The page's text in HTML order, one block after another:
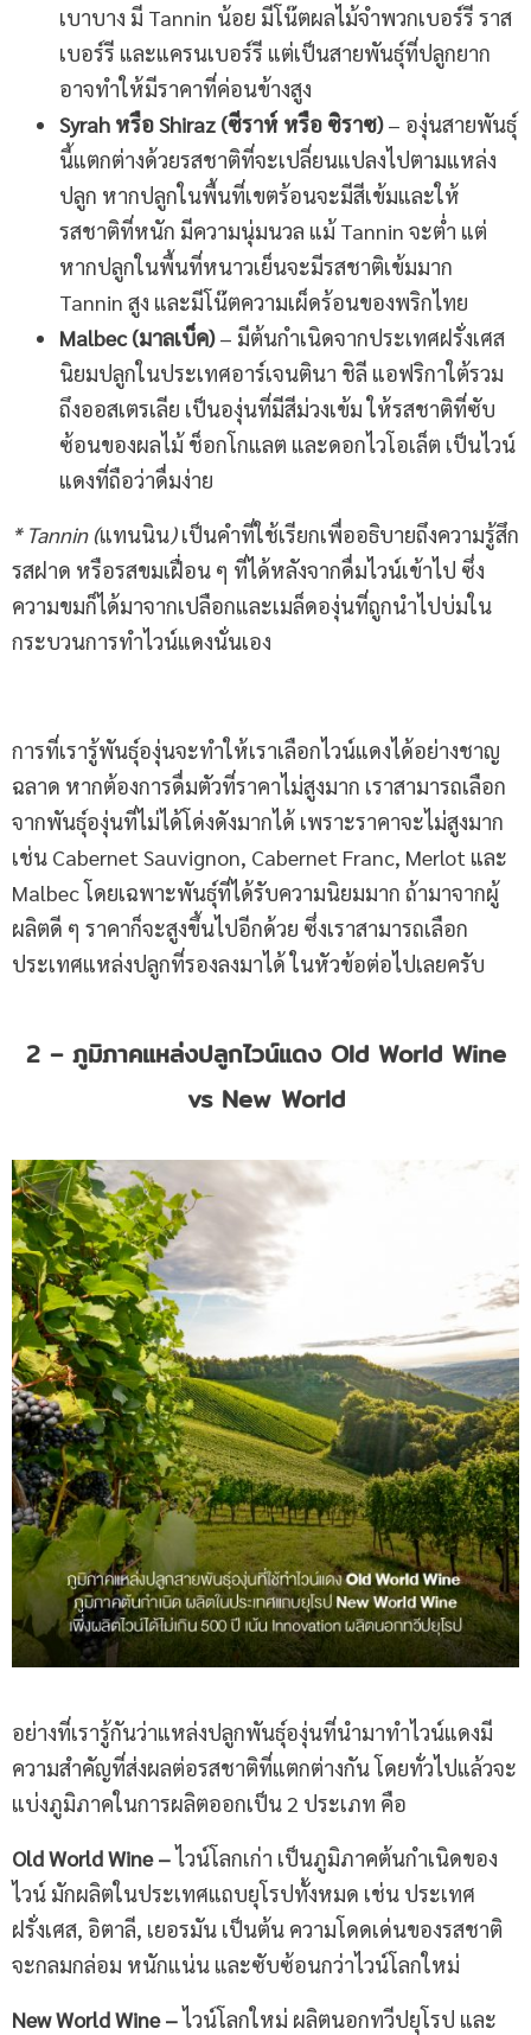
เบาบาง มี Tannin น้อย มีโน๊ตผลไม้จำพวกเบอร์รี ราส
เบอร์รี และแครนเบอร์รี แต่เป็นสายพันธุ์ที่ปลูกยาก
อาจทำให้มีราคาที่ค่อนข้างสูง
Syrah หรือ Shiraz (ซีราห์ หรือ ซิราซ)– องุ่นสายพันธุ์
นี้แตกต่างด้วยรสชาติที่จะเปลี่ยนแปลงไปตามแหล่ง
ปลูก หากปลูกในพื้นที่เขตร้อนจะมีสีเข้มและให้
รสชาติที่หนัก มีความนุ่มนวล แม้ Tannin จะต่ำ แต่
หากปลูกในพื้นที่หนาวเย็นจะมีรสชาติเข้มมาก
Tannin สูง และมีโน๊ตความเผ็ดร้อนของพริกไทย
Malbec (มาลเบ็ค)– มีต้นกำเนิดจากประเทศฝรั่งเศส
นิยมปลูกในประเทศอาร์เจนตินา ชิลี แอฟริกาใต้รวม
ถึงออสเตรเลีย เป็นองุ่นที่มีสีม่วงเข้ม ให้รสชาติที่ซับ
ซ้อนของผลไม้ ช็อกโกแลต และดอกไวโอเล็ต เป็นไวน์
แดงที่ถือว่าดื่มง่าย
* Tannin (แทนนิน)เป็นคำที่ใช้เรียกเพื่ออธิบายถึงความรู้สึก
รสฝาด หรือรสขมเฝื่อน ๆ ที่ได้หลังจากดื่มไวน์เข้าไป ซึ่ง
ความขมก็ได้มาจากเปลือกและเมล็ดองุ่นที่ถูกนำไปบ่มใน
กระบวนการทำไวน์แดงนั่นเอง
การที่เรารู้พันธุ์องุ่นจะทำให้เราเลือกไวน์แดงได้อย่างชาญ
ฉลาด หากต้องการดื่มตัวที่ราคาไม่สูงมาก เราสามารถเลือก
จากพันธุ์องุ่นที่ไม่ได้โด่งดังมากได้ เพราะราคาจะไม่สูงมาก
เช่น Cabernet Sauvignon, Cabernet Franc, Merlot และ
Malbec โดยเฉพาะพันธุ์ที่ได้รับความนิยมมาก ถ้ามาจากผู้
ผลิตดี ๆ ราคาก็จะสูงขึ้นไปอีกด้วย ซึ่งเราสามารถเลือก
ประเทศแหล่งปลูกที่รองลงมาได้ ในหัวข้อต่อไปเลยครับ
2 – ภูมิภาคแหล่งปลูกไวน์แดง Old World Wine
vs New World
อย่างที่เรารู้กันว่าแหล่งปลูกพันธุ์องุ่นที่นำมาทำไวน์แดงมี
ความสำคัญที่ส่งผลต่อรสชาติที่แตกต่างกัน โดยทั่วไปแล้วจะ
แบ่งภูมิภาคในการผลิตออกเป็น 2 ประเภท คือ
Old World Wine –ไวน์โลกเก่า เป็นภูมิภาคต้นกำเนิดของ
ไวน์ มักผลิตในประเทศแถบยุโรปทั้งหมด เช่น ประเทศ
ฝรั่งเศส, อิตาลี, เยอรมัน เป็นต้น ความโดดเด่นของรสชาติ
จะกลมกล่อม หนักแน่น และซับซ้อนกว่าไวน์โลกใหม่
New World Wine –ไวน์โลกใหม่ ผลิตนอกทวีปยุโรป และ